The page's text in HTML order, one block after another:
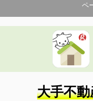
使用面積
神奈川県横浜市港北区
価 格
住 所
物件種別
使用面積
ペ
大手不